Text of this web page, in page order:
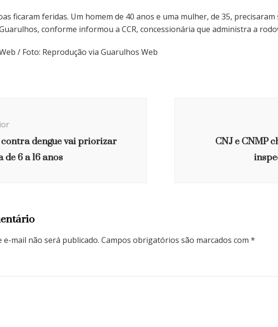
ficaram feridas. Um homem de 40 anos e uma mulher, de 35,
conforme informou a CCR, concessionária que administra a
/ Foto: Reprodução via Guarulhos Web
dengue vai priorizar
6 a 16 anos
CNJ e CNMP
e-mail não será publicado. Campos obrigatórios são marcados com *